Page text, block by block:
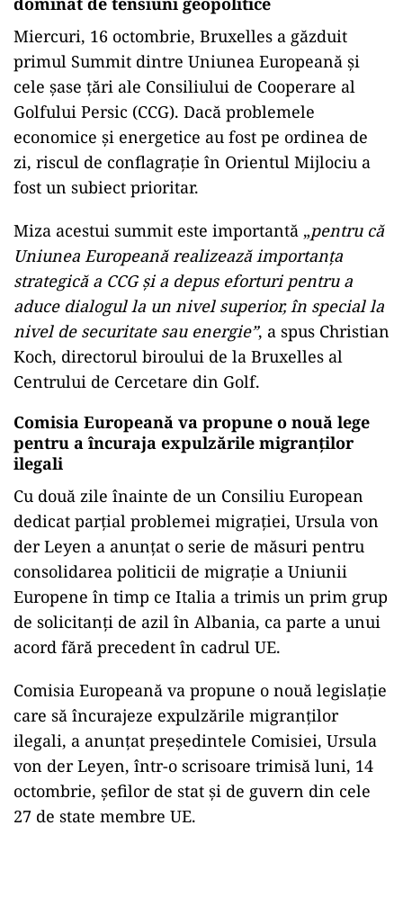
Miercuri, 16 octombrie, Bruxelles a găzduit
primul Summit dintre Uniunea Europeană și
cele șase țări ale Consiliului de Cooperare al
Golfului Persic (CCG). Dacă problemele
economice și energetice au fost pe ordinea de
zi, riscul de conflagrație în Orientul Mijlociu a
fost un subiect prioritar.
Miza acestui summit este importantă „pentru că
Uniunea Europeană realizează importanța
strategică a CCG și a depus eforturi pentru a
aduce dialogul la un nivel superior, în special la
nivel de securitate sau energie”, a spus Christian
Koch, directorul biroului de la Bruxelles al
Centrului de Cercetare din Golf.
Comisia Europeană va propune o nouă lege
pentru a încuraja expulzările migranților
ilegali
Cu două zile înainte de un Consiliu European
dedicat parțial problemei migrației, Ursula von
der Leyen a anunțat o serie de măsuri pentru
consolidarea politicii de migrație a Uniunii
Europene în timp ce Italia a trimis un prim grup
de solicitanți de azil în Albania, ca parte a unui
acord fără precedent în cadrul UE.
Comisia Europeană va propune o nouă legislație
care să încurajeze expulzările migranților
ilegali, a anunțat președintele Comisiei, Ursula
von der Leyen, într-o scrisoare trimisă luni, 14
octombrie, șefilor de stat și de guvern din cele
27 de state membre UE.